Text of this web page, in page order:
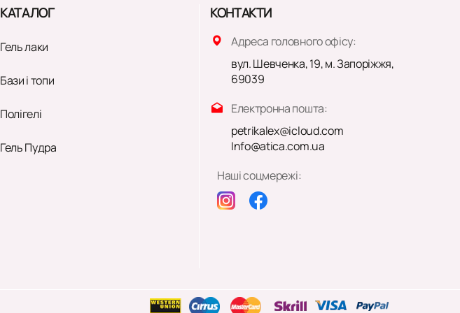
КАТАЛОГ
Гель лаки
Бази і топи
Полігелі
Гель Пудра
КОНТАКТИ
Адреса головного офісу:
вул. Шевченка, 19, м. Запоріжжя,
69039
Електронна пошта:
petrikalex@icloud.com
Info@atica.com.ua
Наші соцмережі: